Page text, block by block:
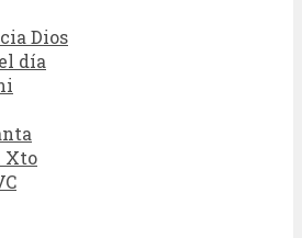
Dios
día
Xto